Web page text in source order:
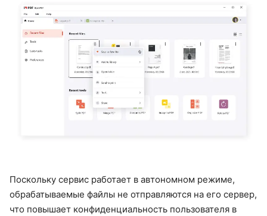
Поскольку сервис работает в автономном режиме,
обрабатываемые файлы не отправляются на его сервер,
что повышает конфиденциальность пользователя в